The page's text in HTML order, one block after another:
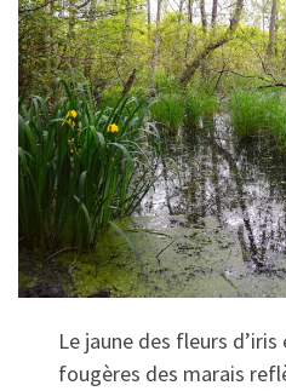
Le jaune des fleurs
fougères des marais